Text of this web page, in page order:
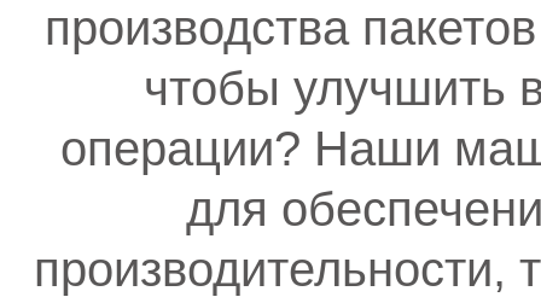
производства
чтобы улучшить
операции? Наши
для
производительности,